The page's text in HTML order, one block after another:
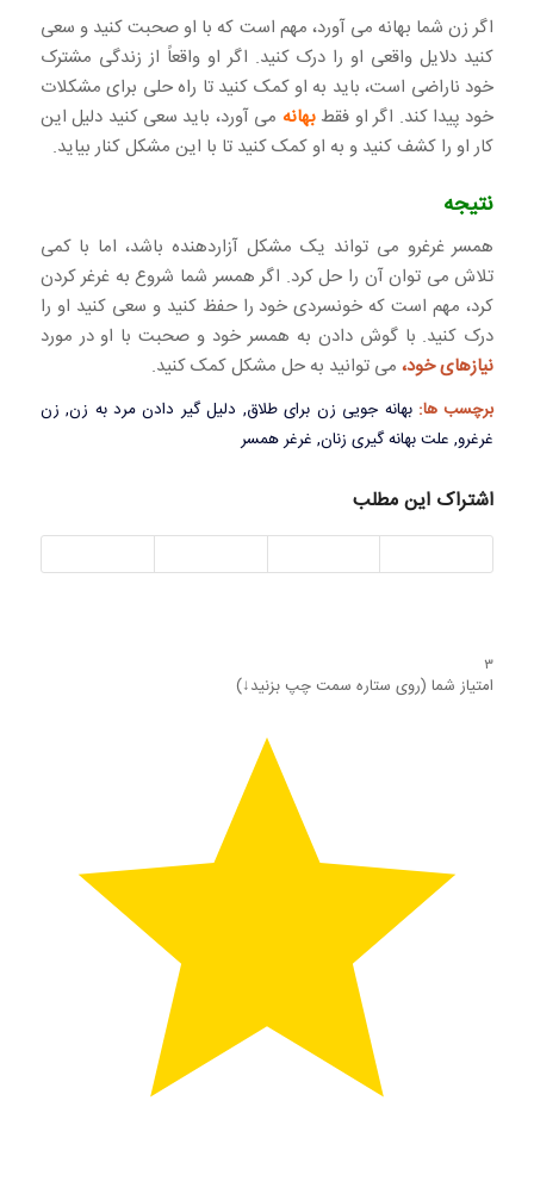
اگر زن شما بهانه می آورد، مهم است که با او صحبت کنید و سعی
کنید دلایل واقعی او را درک کنید. اگر او واقعاً از زندگی مشترک
خود ناراضی است، باید به او کمک کنید تا راه حلی برای مشکلات
خود پیدا کند. اگر او فقطبهانه می آورد، باید سعی کنید دلیل این
کار او را کشف کنید و به او کمک کنید تا با این مشکل کنار بیاید.
نتیجه
همسر غرغرو می تواند یک مشکل آزاردهنده باشد، اما با کمی
تلاش می توان آن را حل کرد. اگر همسر شما شروع به غرغر کردن
کرد، مهم است که خونسردی خود را حفظ کنید و سعی کنید او را
درک کنید. با گوش دادن به همسر خود و صحبت با او در مورد
نیازهای خود،می توانید به حل مشکل کمک کنید.
برچسب ها: بهانه جویی زن برای طلاق, دلیل گیر دادن مرد به زن, زن
غرغرو, علت بهانه گیری زنان, غرغر همسر
اشتراک این مطلب
3
امتیاز شما (روی ستاره سمت چپ بزنید↓)